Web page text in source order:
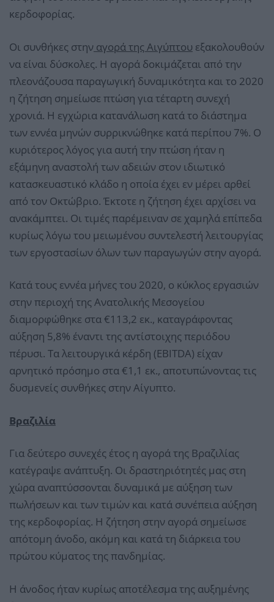
κερδοφορίας.
Οι συνθήκες στην αγορά της Αιγύπτου εξακολουθούν
να είναι δύσκολες. Η αγορά δοκιμάζεται από την
πλεονάζουσα παραγωγική δυναμικότητα και το 2020
η ζήτηση σημείωσε πτώση για τέταρτη συνεχή
χρονιά. Η εγχώρια κατανάλωση κατά το διάστημα
των εννέα μηνών συρρικνώθηκε κατά περίπου 7%. Ο
κυριότερος λόγος για αυτή την πτώση ήταν η
εξάμηνη αναστολή των αδειών στον ιδιωτικό
κατασκευαστικό κλάδο η οποία έχει εν μέρει αρθεί
από τον Οκτώβριο. Έκτοτε η ζήτηση έχει αρχίσει να
ανακάμπτει. Οι τιμές παρέμειναν σε χαμηλά επίπεδα
κυρίως λόγω του μειωμένου συντελεστή λειτουργίας
των εργοστασίων όλων των παραγωγών στην αγορά.
Κατά τους εννέα μήνες του 2020, ο κύκλος εργασιών
στην περιοχή της Ανατολικής Μεσογείου
διαμορφώθηκε στα €113,2 εκ., καταγράφοντας
αύξηση 5,8% έναντι της αντίστοιχης περιόδου
πέρυσι. Τα λειτουργικά κέρδη (EBITDA) είχαν
αρνητικό πρόσημο στα €1,1 εκ., αποτυπώνοντας τις
δυσμενείς συνθήκες στην Αίγυπτο.
Βραζιλία
Για δεύτερο συνεχές έτος η αγορά της Βραζιλίας
κατέγραψε ανάπτυξη. Οι δραστηριότητές μας στη
χώρα αναπτύσσονται δυναμικά με αύξηση των
πωλήσεων και των τιμών και κατά συνέπεια αύξηση
της κερδοφορίας. Η ζήτηση στην αγορά σημείωσε
απότομη άνοδο, ακόμη και κατά τη διάρκεια του
πρώτου κύματος της πανδημίας.
Η άνοδος ήταν κυρίως αποτέλεσμα της αυξημένης